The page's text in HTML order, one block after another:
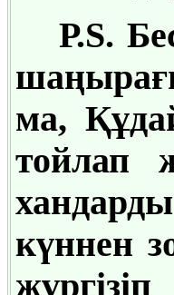
Р.S.
ма,
тойлап
күннен